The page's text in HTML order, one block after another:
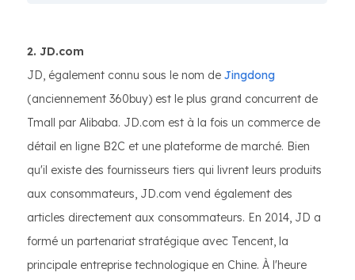
2. JD.com
JD, également connu sous le nom de Jingdong
(anciennement 360buy) est le plus grand concurrent de
Tmall par Alibaba. JD.com est à la fois un commerce de
détail en ligne B2C et une plateforme de marché. Bien
qu'il existe des fournisseurs tiers qui livrent leurs produits
aux consommateurs, JD.com vend également des
articles directement aux consommateurs. En 2014, JD a
formé un partenariat stratégique avec Tencent, la
principale entreprise technologique en Chine. À l'heure